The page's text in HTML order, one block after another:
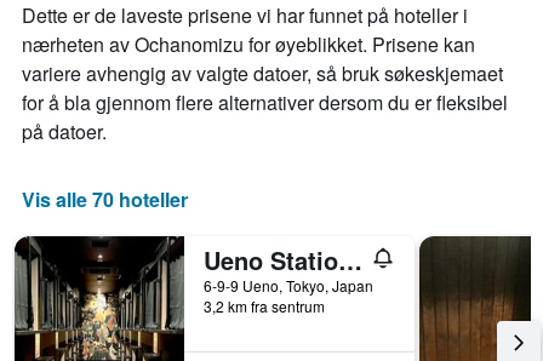
Dette er de laveste prisene vi har funnet på hoteller i
nærheten av Ochanomizu for øyeblikket. Prisene kan
variere avhengig av valgte datoer, så bruk søkeskjemaet
for å bla gjennom flere alternativer dersom du er fleksibel
på datoer.
Vis alle 70 hoteller
Ueno Station Hostel Oriental 1 Male Only
6-9-9 Ueno, Tokyo, Japan
3,2 km fra sentrum